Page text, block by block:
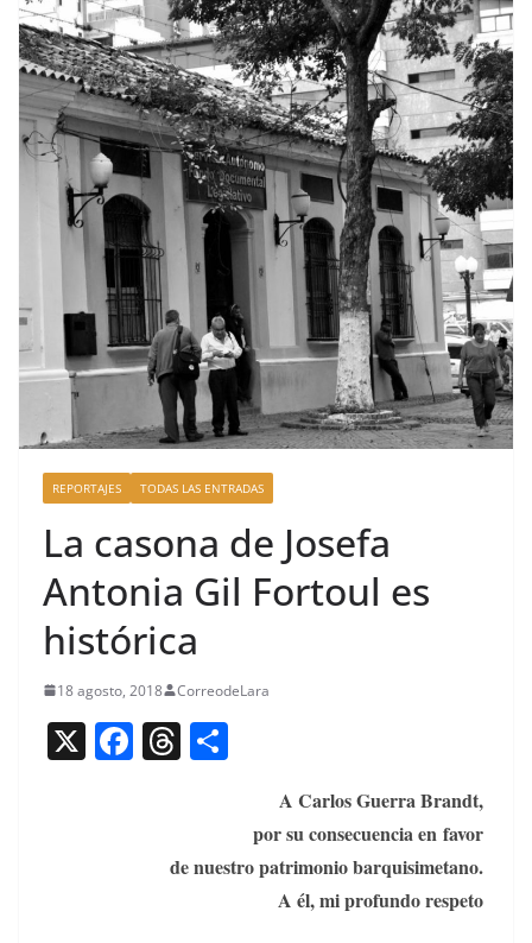
REPORTAJES TODAS LAS ENTRADAS
La casona de Josefa
Antonia Gil Fortoul es
histórica
18 agosto, 2018 CorreodeLara
X F T
a p
ar
A Car­los Guer­ra Brandt,
por su con­se­cuen­cia en favor
de nue­stro pat­ri­mo­nio barquisimetano.
A él, mi pro­fun­do respeto